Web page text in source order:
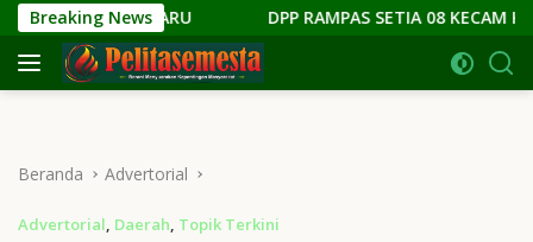
Langsung
ke
konten
Breaking News
BARU DPP RAMPAS SETIA 08 KECAM KERAS
Beranda Advertorial
Advertorial, Daerah, Topik Terkini